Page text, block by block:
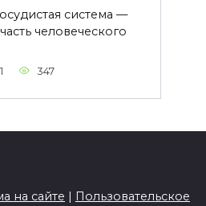
система —
человеческого
1 347
на сайте | Пользовательское